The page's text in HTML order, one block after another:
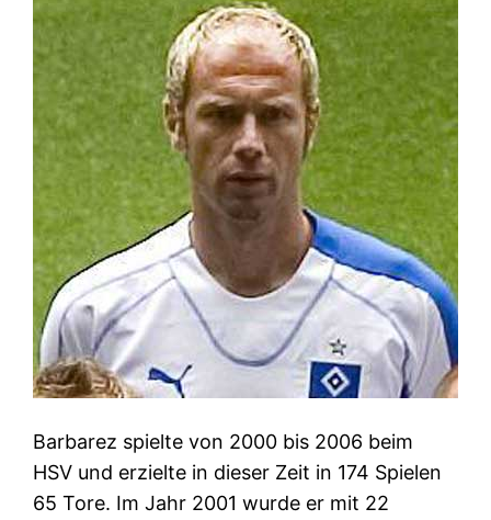
Barbarez spielte von 2000 bis 2006 beim
HSV und erzielte in dieser Zeit in 174 Spielen
65 Tore. Im Jahr 2001 wurde er mit 22